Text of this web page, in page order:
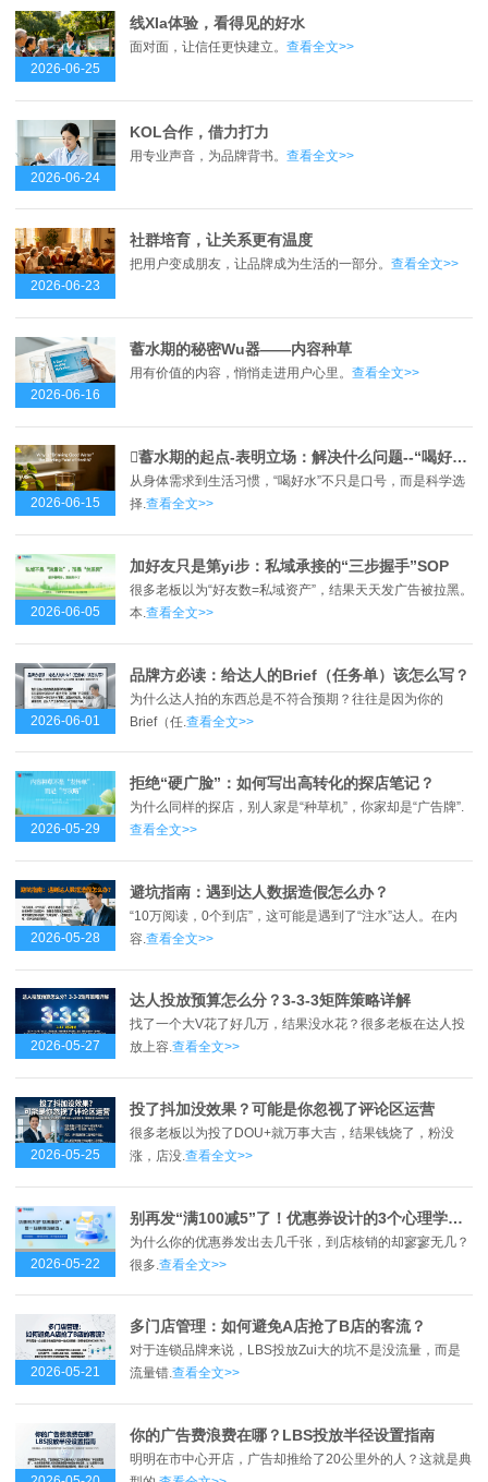
2026-06-25
线XIa体验，看得见的好水
面对面，让信任更快建立。 查看全文>>
2026-06-24
KOL合作，借力打力
用专业声音，为品牌背书。 查看全文>>
2026-06-23
社群培育，让关系更有温度
把用户变成朋友，让品牌成为生活的一部分。 查看全文>>
2026-06-16
蓄水期的秘密Wu器——内容种草
用有价值的内容，悄悄走进用户心里。 查看全文>>
2026-06-15
蓄水期的起点-表明立场：解决什么问题--“喝好水”是健康的起点？
从身体需求到生活习惯，“喝好水”不只是口号，而是科学选
择.查看全文>>
2026-06-05
加好友只是第yi步：私域承接的“三步握手”SOP
很多老板以为“好友数=私域资产”，结果天天发广告被拉黑。
本.查看全文>>
2026-06-01
品牌方必读：给达人的Brief（任务单）该怎么写？
为什么达人拍的东西总是不符合预期？往往是因为你的
Brief（任. 查看全文>>
2026-05-29
拒绝“硬广脸”：如何写出高转化的探店笔记？
为什么同样的探店，别人家是“种草机”，你家却是“广告牌”.
查看全文>>
2026-05-28
避坑指南：遇到达人数据造假怎么办？
“10万阅读，0个到店”，这可能是遇到了“注水”达人。在内
容. 查看全文>>
2026-05-27
达人投放预算怎么分？3-3-3矩阵策略详解
找了一个大V花了好几万，结果没水花？很多老板在达人投
放上容.查看全文>>
2026-05-25
投了抖加没效果？可能是你忽视了评论区运营
很多老板以为投了DOU+就万事大吉，结果钱烧了，粉没
涨，店没.查看全文>>
2026-05-22
别再发“满100减5”了！优惠券设计的3个心理学误区
为什么你的优惠券发出去几千张，到店核销的却寥寥无几？
很多. 查看全文>>
2026-05-21
多门店管理：如何避免A店抢了B店的客流？
对于连锁品牌来说，LBS投放Zui大的坑不是没流量，而是
流量错.查看全文>>
你的广告费浪费在哪？LBS投放半径设置指南
明明在市中心开店，广告却推给了20公里外的人？这就是典